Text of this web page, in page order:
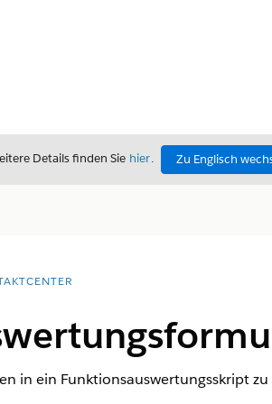
Details finden Sie hier. Zu Englisch
in ein Funktionsauswertungsskript zu